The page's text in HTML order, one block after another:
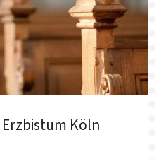
Köln